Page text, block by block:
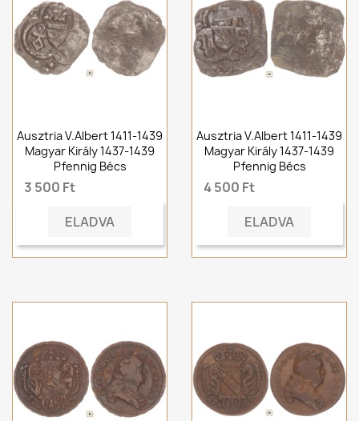
Ausztria V.Albert 1411-1439
Magyar Király 1437-1439
Pfennig Bécs
3 500 Ft
ELADVA
Ausztria V.Albert 1411-1439
Magyar Király 1437-1439
Pfennig Bécs
4 500 Ft
ELADVA